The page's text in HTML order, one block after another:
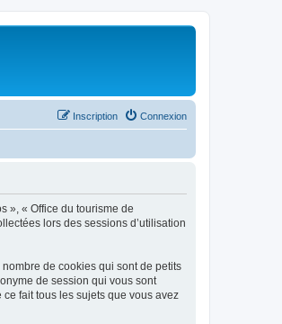
Connexion
Inscription
», « Office du tourisme de
lors des sessions d’utilisation
de cookies qui sont de petits
de session qui vous sont
fait tous les sujets que vous avez